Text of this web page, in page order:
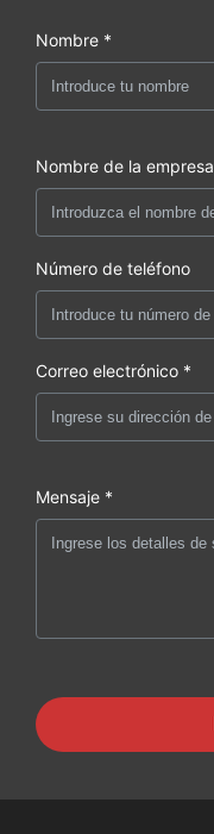
Nombre *
Nombre de la empresa
Número de teléfono
Correo electrónico *
Mensaje *